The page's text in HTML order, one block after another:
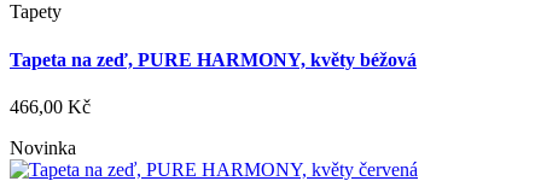
Tapety
Tapeta na zeď, PURE HARMONY, květy béžová
466,00 Kč
Novinka